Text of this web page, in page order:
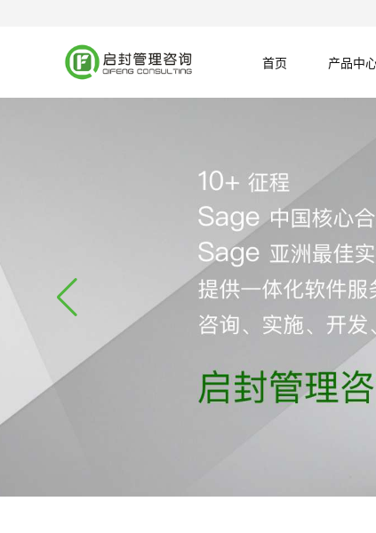
首页 产品中